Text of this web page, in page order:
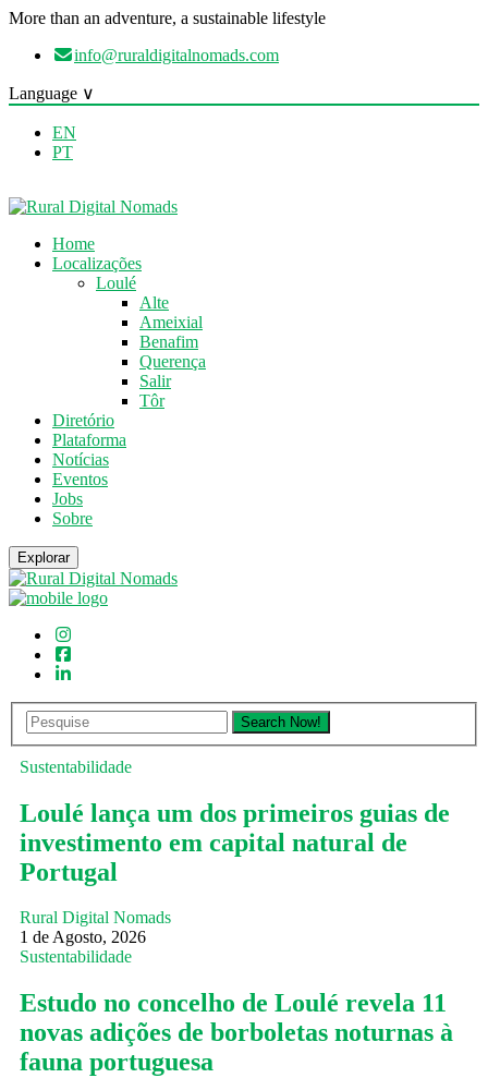
More than an adventure, a sustainable lifestyle
info@ruraldigitalnomads.com
Language ∨
EN
PT
Home
Localizações
Loulé
Alte
Ameixial
Benafim
Querença
Salir
Tôr
Diretório
Plataforma
Notícias
Eventos
Jobs
Sobre
Explorar
Sustentabilidade
Loulé lança um dos primeiros guias de
investimento em capital natural de
Portugal
Rural Digital Nomads
1 de Agosto, 2026
Sustentabilidade
Estudo no concelho de Loulé revela 11
novas adições de borboletas noturnas à
fauna portuguesa